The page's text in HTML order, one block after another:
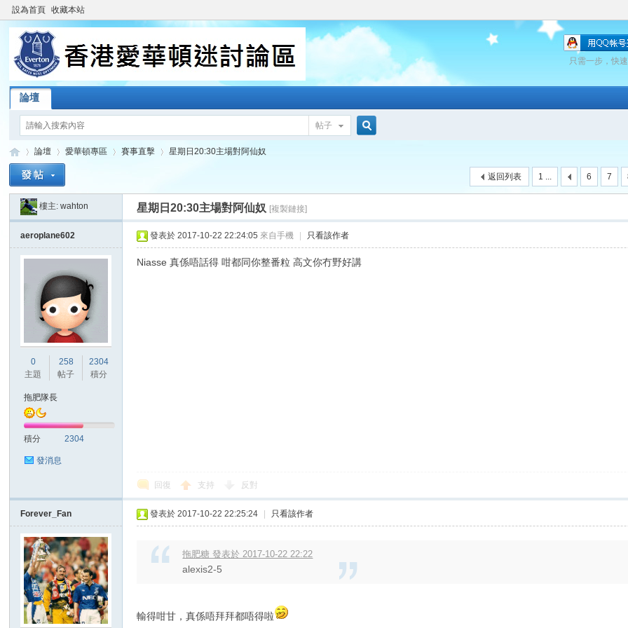
設為首頁 收藏本站
只需一步，快
論壇
帖子
»
論壇
›
愛華頓專區 賽事直擊
›
星期日20:30主場對阿仙奴
1 ... 6 7
返回列表
樓主:wahton 星期日20:30主場對阿仙奴 [複製鏈接]
aeroplane602
0
主題
258
帖子
2304
積分
拖肥隊長
積分 2304
發消息
發表於 2017-10-22 22:24:05 來自手機 只看該作者
Niasse 真係唔話得 咁都同你整番粒 高文你冇野好講
回復 支持 反對
Forever_Fan 發表於 2017-10-22 22:25:24 只看該作者
拖肥糖 發表於 2017-10-22 22:22
alexis2-5
輸得咁甘，真係唔拜拜都唔得啦